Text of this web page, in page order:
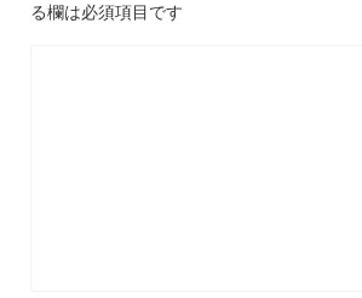
る欄は必須項目です